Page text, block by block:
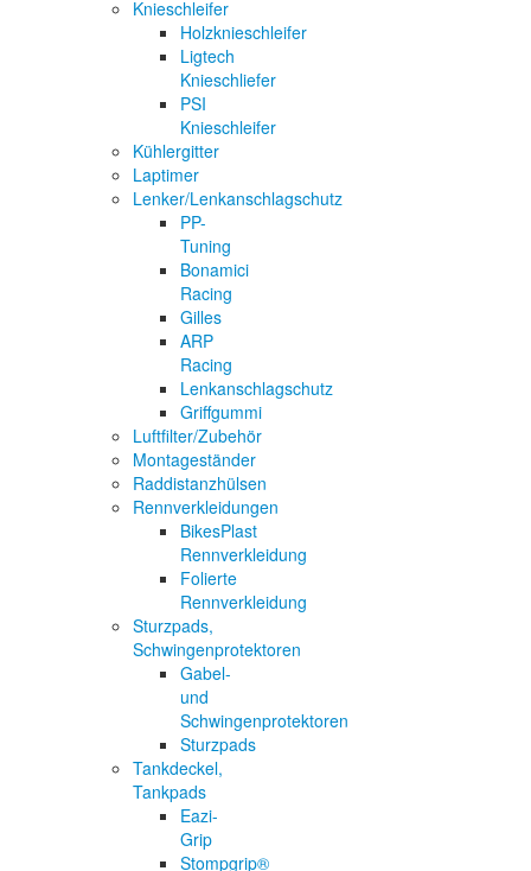
Knieschleifer
Holzknieschleifer
Ligtech
Knieschliefer
PSI
Knieschleifer
Kühlergitter
Laptimer
Lenker/Lenkanschlagschutz
PP-
Tuning
Bonamici
Racing
Gilles
ARP
Racing
Lenkanschlagschutz
Griffgummi
Luftfilter/Zubehör
Montageständer
Raddistanzhülsen
Rennverkleidungen
BikesPlast
Rennverkleidung
Folierte
Rennverkleidung
Sturzpads,
Schwingenprotektoren
Gabel-
und
Schwingenprotektoren
Sturzpads
Tankdeckel,
Tankpads
Eazi-
Grip
Stompgrip®